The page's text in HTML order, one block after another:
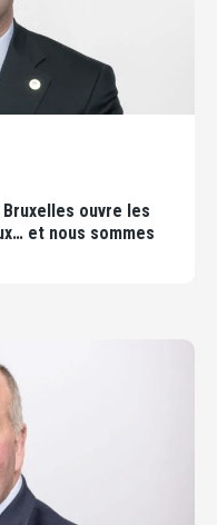
ouvre les
et nous sommes